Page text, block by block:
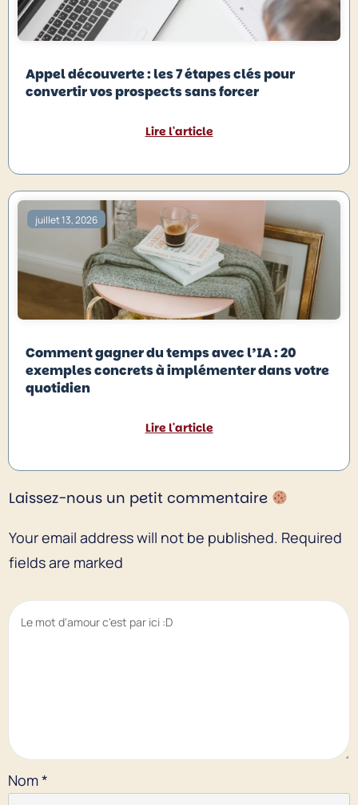
Appel découverte : les 7 étapes clés pour
convertir vos prospects sans forcer
Lire l'article
juillet 13, 2026
Comment gagner du temps avec l’IA : 20
exemples concrets à implémenter dans votre
quotidien
Lire l'article
Laissez-nous un petit commentaire
Your email address will not be published. Required
fields are marked
Nom*